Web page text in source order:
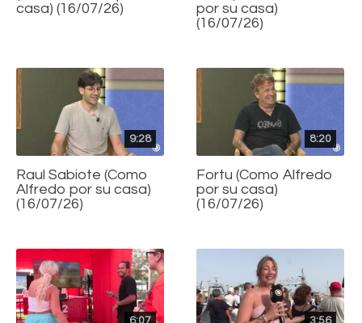
casa) (16/07/26)
por su casa)
(16/07/26)
9:28
Raul Sabiote (Como
Alfredo por su casa)
(16/07/26)
8:20
Fortu (Como Alfredo
por su casa)
(16/07/26)
6:07 3:56